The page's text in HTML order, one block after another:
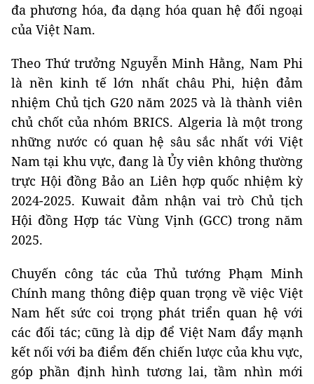
đa phương hóa, đa dạng hóa quan hệ đối ngoại
của Việt Nam.
Theo Thứ trưởng Nguyễn Minh Hằng, Nam Phi
là nền kinh tế lớn nhất châu Phi, hiện đảm
nhiệm Chủ tịch G20 năm 2025 và là thành viên
chủ chốt của nhóm BRICS. Algeria là một trong
những nước có quan hệ sâu sắc nhất với Việt
Nam tại khu vực, đang là Ủy viên không thường
trực Hội đồng Bảo an Liên hợp quốc nhiệm kỳ
2024-2025. Kuwait đảm nhận vai trò Chủ tịch
Hội đồng Hợp tác Vùng Vịnh (GCC) trong năm
2025.
Chuyến công tác của Thủ tướng Phạm Minh
Chính mang thông điệp quan trọng về việc Việt
Nam hết sức coi trọng phát triển quan hệ với
các đối tác; cũng là dịp để Việt Nam đẩy mạnh
kết nối với ba điểm đến chiến lược của khu vực,
góp phần định hình tương lai, tầm nhìn mới